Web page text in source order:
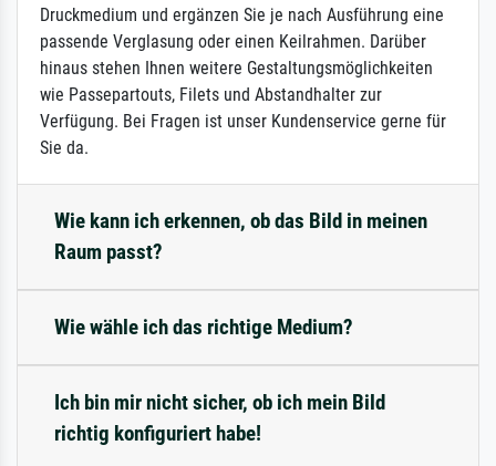
Druckmedium und ergänzen Sie je nach Ausführung eine
passende Verglasung oder einen Keilrahmen. Darüber
hinaus stehen Ihnen weitere Gestaltungsmöglichkeiten
wie Passepartouts, Filets und Abstandhalter zur
Verfügung. Bei Fragen ist unser Kundenservice gerne für
Sie da.
Wie kann ich erkennen, ob das Bild in meinen
Raum passt?
Wie wähle ich das richtige Medium?
Ich bin mir nicht sicher, ob ich mein Bild
richtig konfiguriert habe!